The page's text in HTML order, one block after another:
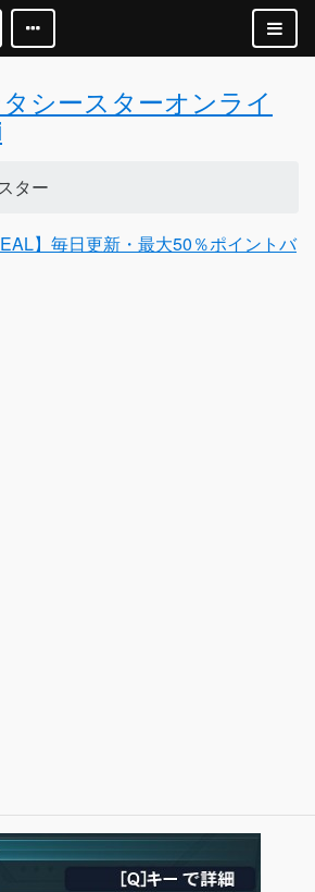
シースターオンライ
ター
】毎日更新・最大50％ポイントバ